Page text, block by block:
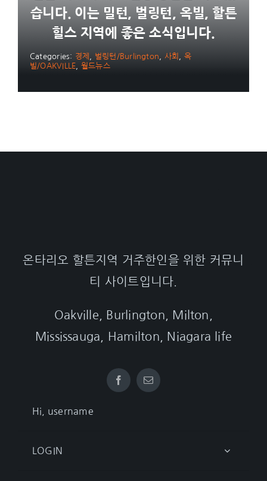
습니다. 이는 밀턴, 벌링턴, 옥빌, 할튼
힐스 지역에 좋은 소식입니다.
Categories: 경제 벌링턴/Burlington 사회
옥
빌/OAKVILLE
월드뉴스
온타리오 할튼지역 거주한인을 위한 커뮤니
티 사이트입니다.
Oakville, Burlington, Milton,
Mississauga, Hamilton, Niagara life
Hi, username
LOGIN